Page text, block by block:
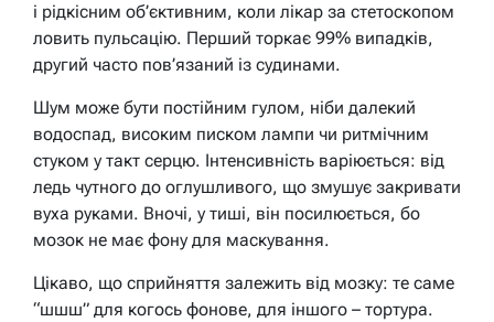
і рідкісним об’єктивним, коли лікар за стетоскопом
ловить пульсацію. Перший торкає 99% випадків,
другий часто пов’язаний із судинами.
Шум може бути постійним гулом, ніби далекий
водоспад, високим писком лампи чи ритмічним
стуком у такт серцю. Інтенсивність варіюється: від
ледь чутного до оглушливого, що змушує закривати
вуха руками. Вночі, у тиші, він посилюється, бо
мозок не має фону для маскування.
Цікаво, що сприйняття залежить від мозку: те саме
“шшш” для когось фонове, для іншого – тортура.